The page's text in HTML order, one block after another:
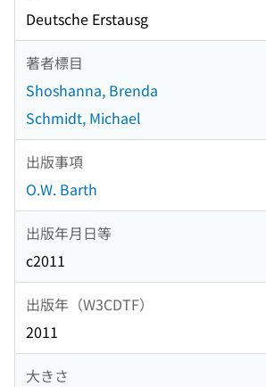
Deutsche Erstausg
著者標目
Shoshanna, Brenda
Schmidt, Michael
出版事項
O.W. Barth
出版年月日等
c2011
出版年（W3CDTF）
2011
大きさ